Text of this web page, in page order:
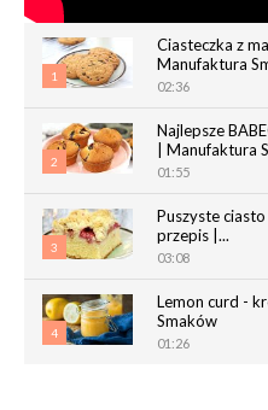
1
Ciasteczka z
Manufaktura
02:36
2
Najlepsze
| Manufaktura
01:55
3
Puszyste
przepis |...
03:08
4
Lemon curd -
Smaków
01:26